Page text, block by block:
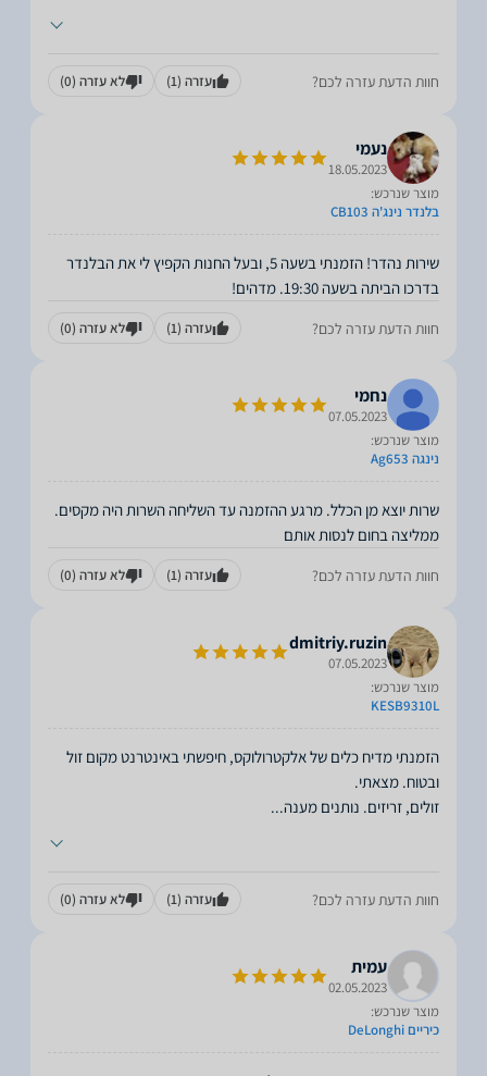
חוות הדעת עזרה לכם? עזרה (1) לא עזרה (0)
נעמי
18.05.2023
מוצר שנרכש:
בלנדר נינג'ה CB103
שירות נהדר! הזמנתי בשעה 5, ובעל החנות הקפיץ לי את הבלנדר
בדרכו הביתה בשעה 19:30. מדהים!
חוות הדעת עזרה לכם? עזרה (1) לא עזרה (0)
נחמי
07.05.2023
מוצר שנרכש:
נינגה Ag653
שרות יוצא מן הכלל. מרגע ההזמנה עד השליחה השרות היה מקסים.
ממליצה בחום לנסות אותם
חוות הדעת עזרה לכם? עזרה (1) לא עזרה (0)
dmitriy.ruzin
07.05.2023
מוצר שנרכש:
KESB9310L
הזמנתי מדיח כלים של אלקטרולוקס, חיפשתי באינטרנט מקום זול
זולים, זריזים. נותנים מענה...
חוות הדעת עזרה לכם? עזרה (1) לא עזרה (0)
עמית
02.05.2023
מוצר שנרכש:
כיריים DeLonghi